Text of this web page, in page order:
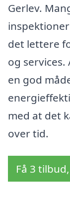
Gerlev.
det lettere
og
en god
med at det
over tid.
Få 3